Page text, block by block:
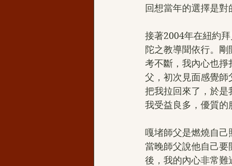
回想當年的選擇是對
接著2004年在紐約拜
陀之教導聞依行。
考不斷，我內心也
父，初次見面感覺
把我拉回來了，於
我受益良多，優質的
嘎堵師父是燃燒自己
當晚師父說他自己
後，我的內心非常